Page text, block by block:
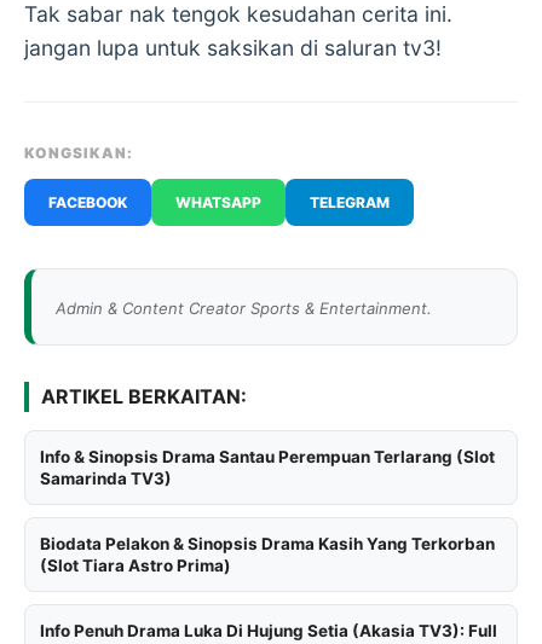
Tak sabar nak tengok kesudahan cerita ini.
jangan lupa untuk saksikan di saluran tv3!
KONGSIKAN:
FACEBOOK WHATSAPP TELEGRAM
Admin & Content Creator Sports & Entertainment.
ARTIKEL BERKAITAN:
Info & Sinopsis Drama Santau Perempuan Terlarang (Slot
Samarinda TV3)
Biodata Pelakon & Sinopsis Drama Kasih Yang Terkorban
(Slot Tiara Astro Prima)
Info Penuh Drama Luka Di Hujung Setia (Akasia TV3): Full